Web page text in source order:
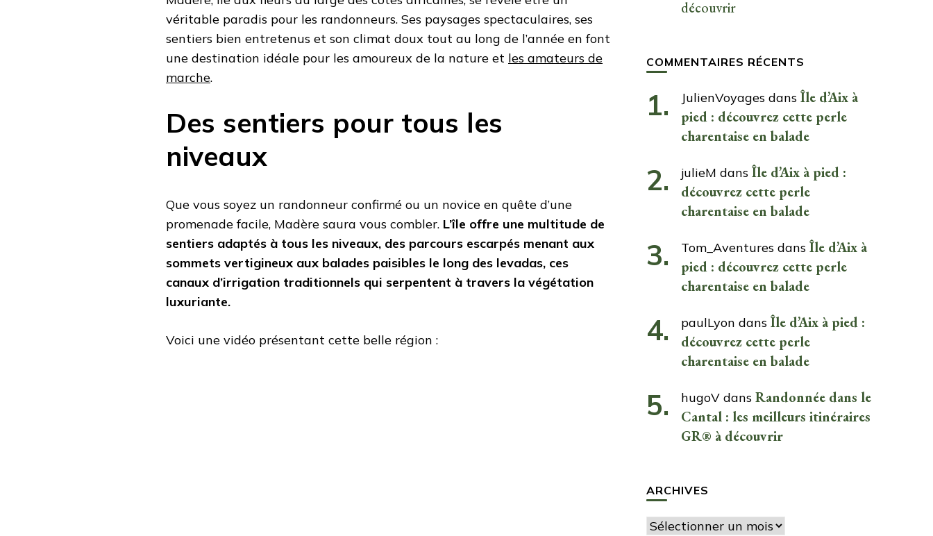
véritable paradis pour les randonneurs. Ses paysages spectaculaires, ses
sentiers bien entretenus et son climat doux tout au long de l’année en font
une destination idéale pour les amoureux de la nature et les amateurs de
marche.
Des sentiers pour tous les
niveaux
Que vous soyez un randonneur confirmé ou un novice en quête d’une
promenade facile, Madère saura vous combler. L’île offre une multitude de
sentiers adaptés à tous les niveaux, des parcours escarpés menant aux
sommets vertigineux aux balades paisibles le long des levadas, ces
canaux d’irrigation traditionnels qui serpentent à travers la végétation
luxuriante.
Voici une vidéo présentant cette belle région :
découvrir
COMMENTAIRES RÉCENTS
JulienVoyagesdans Île d’Aix à
pied : découvrez cette perle
charentaise en balade
julieM dans Île d’Aix à pied :
découvrez cette perle
charentaise en balade
Tom_Aventuresdans Île d’Aix à
pied : découvrez cette perle
charentaise en balade
paulLyon dans Île d’Aix à pied :
découvrez cette perle
charentaise en balade
hugoVdans Randonnée dans le
Cantal : les meilleurs itinéraires
GR® à découvrir
ARCHIVES
Archives